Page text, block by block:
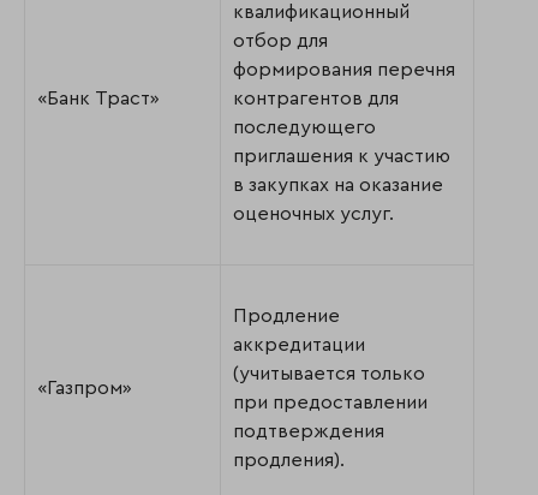
«Банк Траст»
квалификационный
отбор для
формирования перечня
контрагентов для
последующего
приглашения к участию
в закупках на оказание
оценочных услуг.
«Газпром»
Продление
аккредитации
(учитывается только
при предоставлении
подтверждения
продления).